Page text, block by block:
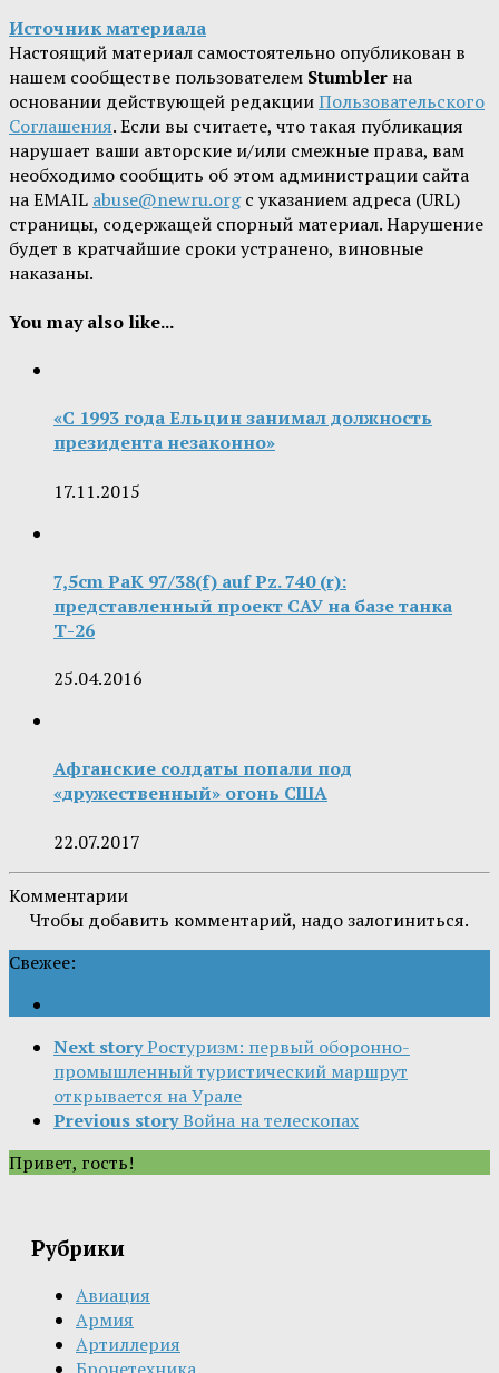
Источник материала
Настоящий материал самостоятельно опубликован в
нашем сообществе пользователем Stumbler на
основании действующей редакцииПользовательского
Соглашения. Если вы считаете, что такая публикация
нарушает ваши авторские и/или смежные права, вам
необходимо сообщить об этом администрации сайта
на EMAIL abuse@newru.orgс указанием адреса (URL)
страницы, содержащей спорный материал. Нарушение
будет в кратчайшие сроки устранено, виновные
наказаны.
You may also like...
«С 1993 года Ельцин занимал должность
президента незаконно»
17.11.2015
7,5cm PaK 97/38(f) auf Pz. 740 (r):
представленный проект САУ на базе танка
Т-26
25.04.2016
Афганские солдаты попали под
«дружественный» огонь США
22.07.2017
Комментарии
Чтобы добавить комментарий, надо залогиниться.
Свежее:
Next storyРостуризм: первый оборонно-
промышленный туристический маршрут
открывается на Урале
Previous storyВойна на телескопах
Привет, гость!
Рубрики
Авиация
Армия
Артиллерия